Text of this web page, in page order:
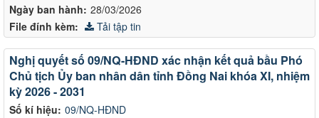
Ngày ban hành: 28/03/2026
File đính kèm: Tải tập tin
Số kí hiệu: 09/NQ-HĐND
Nghị quyết số 09/NQ-HĐND xác nhận kết quả bầu Phó
Chủ tịch Ủy ban nhân dân tỉnh Đồng Nai khóa XI, nhiệm
kỳ 2026 - 2031